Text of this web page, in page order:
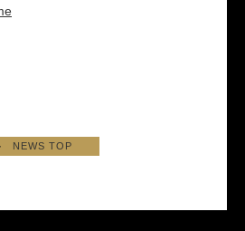
NEWS TOP